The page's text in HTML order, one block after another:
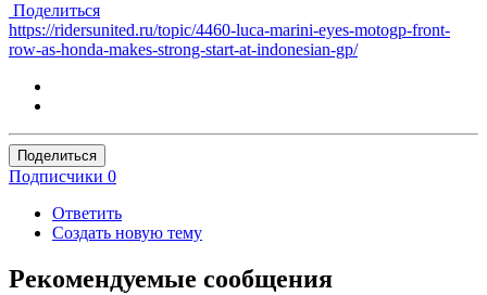
Поделиться
https://ridersunited.ru/topic/4460-luca-marini-eyes-motogp-front-
row-as-honda-makes-strong-start-at-indonesian-gp/
Поделиться
Подписчики 0
Ответить
Создать новую тему
Рекомендуемые сообщения